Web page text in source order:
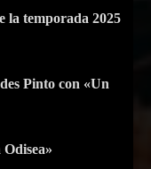
la temporada 2025
Pinto con «Un